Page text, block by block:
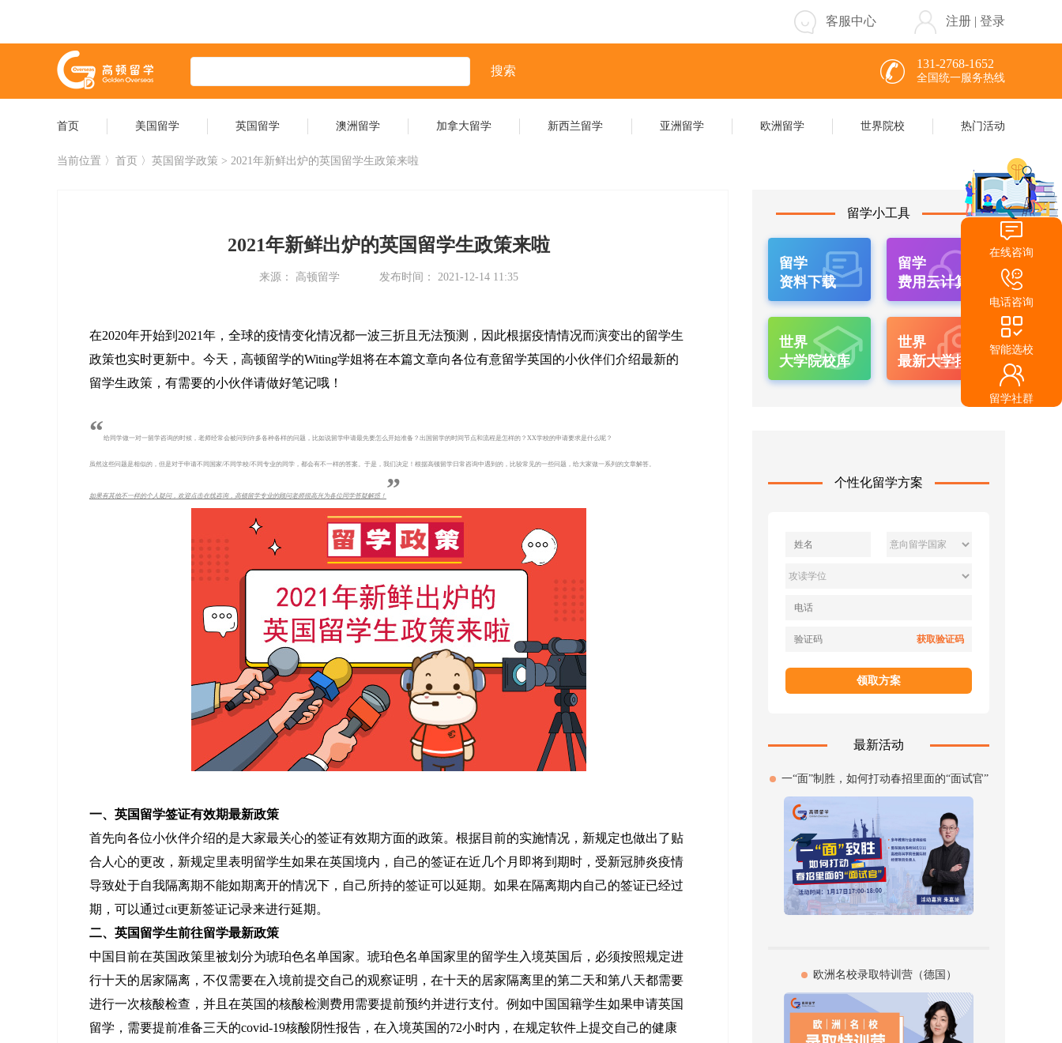
客服中心 注册 | 登录
搜索 131-2768-1652
全国统一服务热线
首页 美国留学 英国留学 澳洲留学 加拿大留学 新西兰留学 亚洲留学 欧洲留学 世界院校 热门活动
当前位置 〉 首页 〉英国留学政策 > 2021年新鲜出炉的英国留学生政策来啦
2021年新鲜出炉的英国留学生政策来啦
来源： 高顿留学 发布时间： 2021-12-14 11:35
在2020年开始到2021年，全球的疫情变化情况都一波三折且无法预测，因此根据疫情情况而演变出的留学生
政策也实时更新中。今天，高顿留学的Witing学姐将在本篇文章向各位有意留学英国的小伙伴们介绍最新的
留学生政策，有需要的小伙伴请做好笔记哦！
“给同学做一对一留学咨询的时候，老师经常会被问到许多各种各样的问题，比如说留学申请最先要怎么开始准备？出国留学的时间节点和流程是怎样的？XX学校的申请要求是什么呢？
虽然这些问题是相似的，但是对于申请不同国家/不同学校/不同专业的同学，都会有不一样的答案。于是，我们决定！根据高顿留学日常咨询中遇到的，比较常见的一些问题，给大家做一系列的文章解答。
如果有其他不一样的个人疑问，欢迎点击在线咨询，高顿留学专业的顾问老师很高兴为各位同学答疑解惑！ ”
一、英国留学签证有效期最新政策
首先向各位小伙伴介绍的是大家最关心的签证有效期方面的政策。根据目前的实施情况，新规定也做出了贴
合人心的更改，新规定里表明留学生如果在英国境内，自己的签证在近几个月即将到期时，受新冠肺炎疫情
导致处于自我隔离期不能如期离开的情况下，自己所持的签证可以延期。如果在隔离期内自己的签证已经过
期，可以通过cit更新签证记录来进行延期。
二、英国留学生前往留学最新政策
中国目前在英国政策里被划分为琥珀色名单国家。琥珀色名单国家里的留学生入境英国后，必须按照规定进
行十天的居家隔离，不仅需要在入境前提交自己的观察证明，在十天的居家隔离里的第二天和第八天都需要
进行一次核酸检查，并且在英国的核酸检测费用需要提前预约并进行支付。例如中国国籍学生如果申请英国
留学，需要提前准备三天的covid-19核酸阴性报告，在入境英国的72小时内，在规定软件上提交自己的健康
留学小工具
留学
资料下载
留学
费用云计算
世界
大学院校库
世界
最新大学排名
个性化留学方案
获取验证码
领取方案
最新活动
一“面”制胜，如何打动春招里面的“面试官”
欧洲名校录取特训营（德国）
在线咨询
电话咨询
智能选校
留学社群